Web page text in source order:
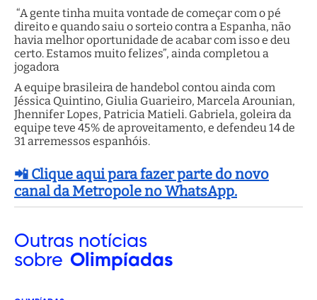
“A gente tinha muita vontade de começar com o pé
direito e quando saiu o sorteio contra a Espanha, não
havia melhor oportunidade de acabar com isso e deu
certo. Estamos muito felizes”, ainda completou a
jogadora
A equipe brasileira de handebol contou ainda com
Jéssica Quintino, Giulia Guarieiro, Marcela Arounian,
Jhennifer Lopes, Patricia Matieli. Gabriela, goleira da
equipe teve 45% de aproveitamento, e defendeu 14 de
31 arremessos espanhóis.
📲 Clique aqui para fazer parte do novo
canal da Metropole no WhatsApp.
Outras notícias
sobre Olimpíadas